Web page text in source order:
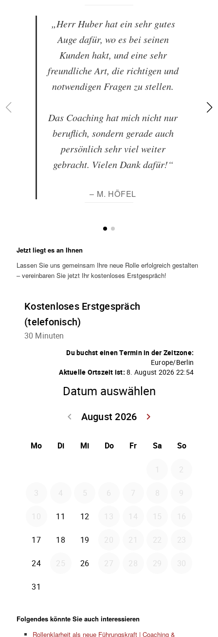
„Herr Huber hat ein sehr gutes
Auge dafür, wo es bei seinen
Kunden hakt, und eine sehr
freundliche Art, die richtigen und
notwendigen Fragen zu stellen.
Das Coaching hat mich nicht nur
beruflich, sondern gerade auch
persönlich sehr viel weiter
gebracht. Vielen Dank dafür!“
– M. HÖFEL
Jetzt liegt es an Ihnen
Lassen Sie uns gemeinsam Ihre neue Rolle erfolgreich gestalten
– vereinbaren Sie jetzt Ihr kostenloses Erstgespräch!
Folgendes könnte Sie auch interessieren
Rollenklarheit als neue Führungskraft | Coaching &